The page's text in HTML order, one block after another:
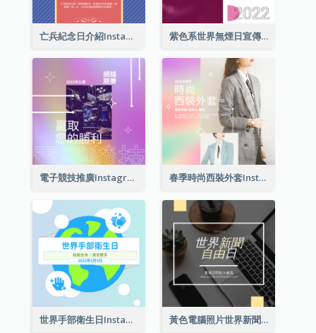
亡兵紀念日介紹Instagram帖子 紫色系世界無煙日宣傳用Instagram帖子
電子競技推廣Instagram帖子 春季時尚西裝外套Instagram帖子
世界手部衛生日Instagram帖子 黃色電腦照片世界新聞自由日Instagram帖子